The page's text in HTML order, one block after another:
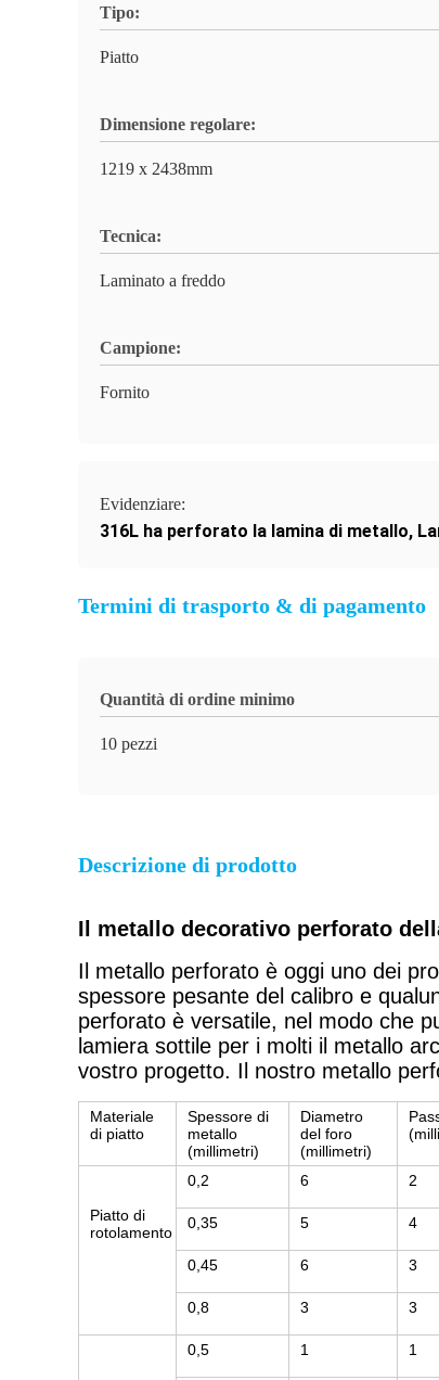
Tipo:
Piatto
Dimensione regolare:
1219 x 2438mm
Tecnica:
Laminato a freddo
Campione:
Fornito
Evidenziare:
316L ha perforato la lamina di metallo,
Termini di trasporto & di pagamento
Quantità di ordine minimo
10 pezzi
Descrizione di prodotto
Il metallo decorativo perforato
Il metallo perforato è oggi uno dei
spessore pesante del calibro e
perforato è versatile, nel modo che
lamiera sottile per i molti il metallo
vostro progetto. Il nostro metallo
Materiale
di piatto
Spessore di
metallo
(millimetri)
Diametro
del foro
(millimetri)
Piatto di
rotolamento
0,2 6 2
0,35 5 4
0,45 6 3
0,8 3 3
0,5 1 1